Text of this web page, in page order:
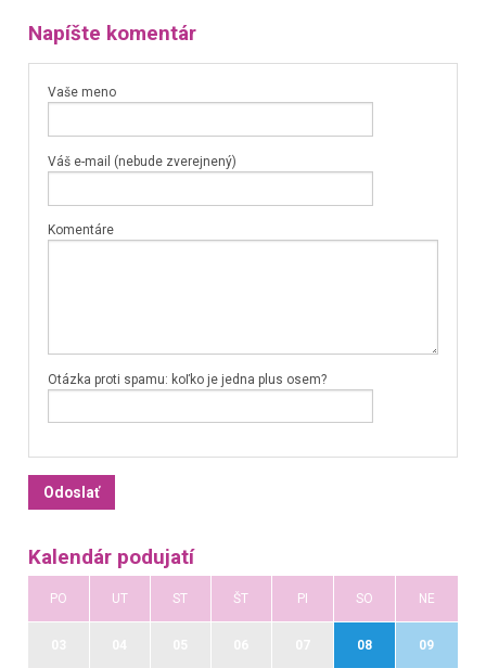
Napíšte komentár
Vaše meno
Váš e-mail (nebude zverejnený)
Komentáre
Otázka proti spamu: koľko je jedna plus osem?
Kalendár podujatí
PO UT ST ŠT PI SO NE
08 09